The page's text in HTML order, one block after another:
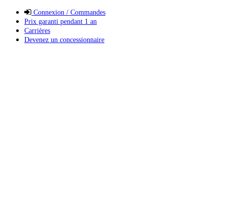
Connexion / Commandes
Prix garanti pendant 1 an
Carrières
Devenez un concessionnaire